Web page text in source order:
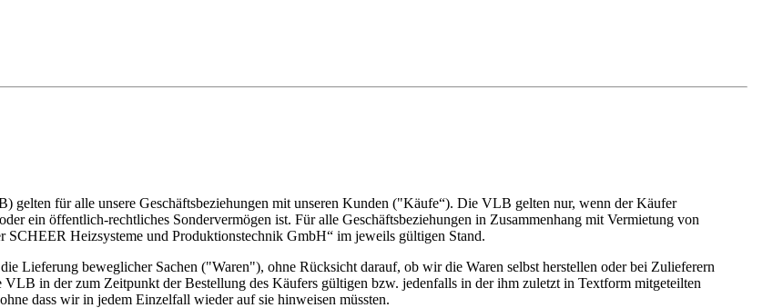
für alle unsere Geschäftsbeziehungen mit unseren Kunden ("Käufe“). Die VLB gelten nur, wenn der Käufer
ein öffentlich-rechtliches Sondervermögen ist. Für alle Geschäftsbeziehungen in Zusammenhang mit Vermietung von
SCHEER Heizsysteme und Produktionstechnik GmbH“ im jeweils gültigen Stand.
Lieferung beweglicher Sachen ("Waren"), ohne Rücksicht darauf, ob wir die Waren selbst herstellen oder bei Zulieferern
in der zum Zeitpunkt der Bestellung des Käufers gültigen bzw. jedenfalls in der ihm zuletzt in Textform mitgeteilten
dass wir in jedem Einzelfall wieder auf sie hinweisen müssten.